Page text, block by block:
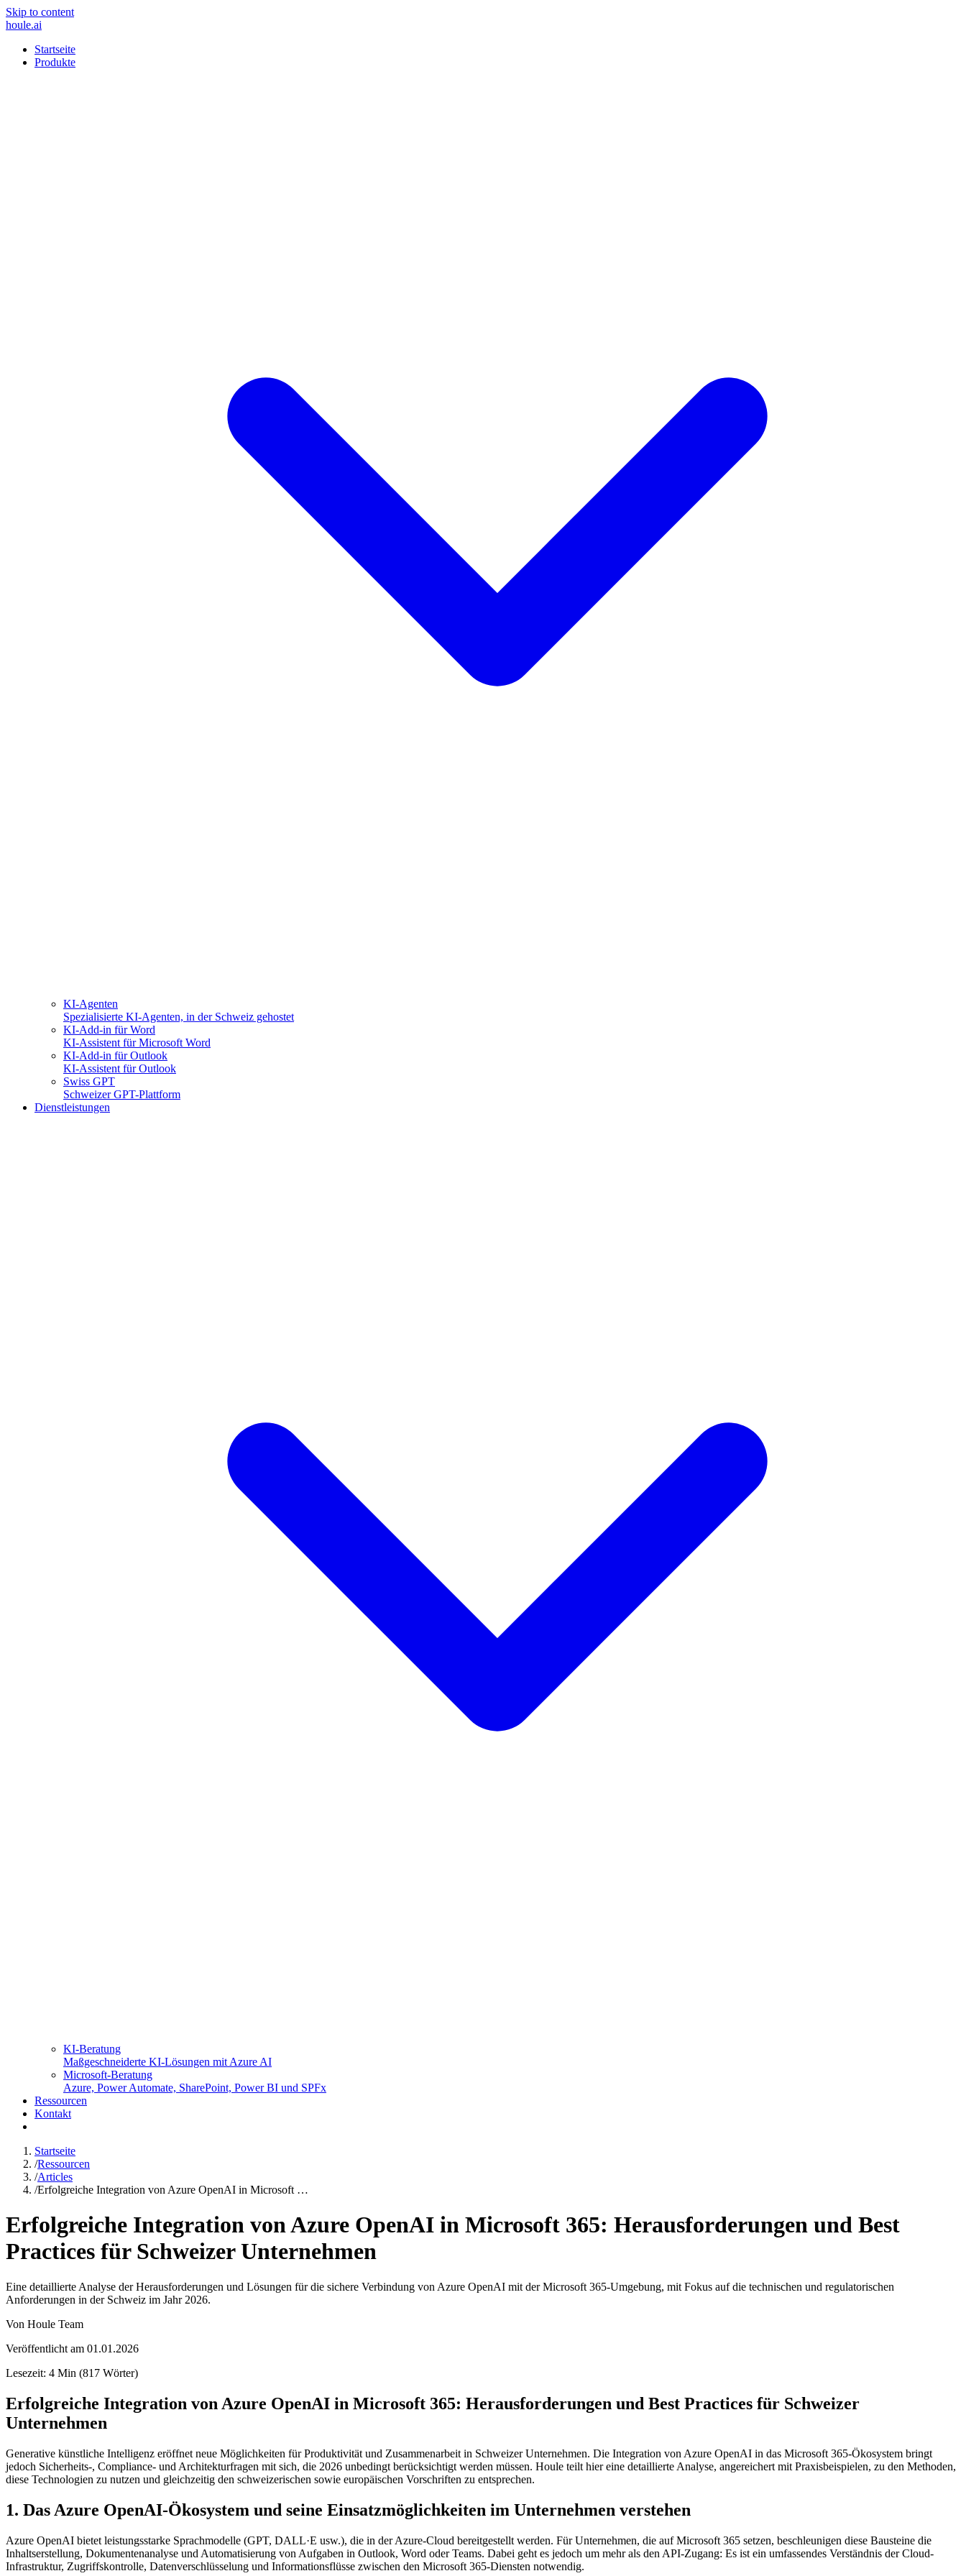
Skip to content
houle.ai
Startseite
Produkte
KI-Agenten
Spezialisierte KI-Agenten, in der Schweiz gehostet
KI-Add-in für Word
KI-Assistent für Microsoft Word
KI-Add-in für Outlook
KI-Assistent für Outlook
Swiss GPT
Schweizer GPT-Plattform
Dienstleistungen
KI-Beratung
Maßgeschneiderte KI-Lösungen mit Azure AI
Microsoft-Beratung
Azure, Power Automate, SharePoint, Power BI und SPFx
Ressourcen
Kontakt
Startseite
/Ressourcen
/Articles
/Erfolgreiche Integration von Azure OpenAI in Microsoft …
Erfolgreiche Integration von Azure OpenAI in Microsoft 365: Herausforderungen und Best
Practices für Schweizer Unternehmen
Eine detaillierte Analyse der Herausforderungen und Lösungen für die sichere Verbindung von Azure OpenAI mit der Microsoft 365-Umgebung, mit Fokus auf die technischen und regulatorischen
Anforderungen in der Schweiz im Jahr 2026.
Von Houle Team
Veröffentlicht am 01.01.2026
Lesezeit: 4 Min (817 Wörter)
Erfolgreiche Integration von Azure OpenAI in Microsoft 365: Herausforderungen und Best Practices für Schweizer
Unternehmen
Generative künstliche Intelligenz eröffnet neue Möglichkeiten für Produktivität und Zusammenarbeit in Schweizer Unternehmen. Die Integration von Azure OpenAI in das Microsoft 365-Ökosystem bringt
jedoch Sicherheits-, Compliance- und Architekturfragen mit sich, die 2026 unbedingt berücksichtigt werden müssen. Houle teilt hier eine detaillierte Analyse, angereichert mit Praxisbeispielen, zu den Methoden,
diese Technologien zu nutzen und gleichzeitig den schweizerischen sowie europäischen Vorschriften zu entsprechen.
1. Das Azure OpenAI-Ökosystem und seine Einsatzmöglichkeiten im Unternehmen verstehen
Azure OpenAI bietet leistungsstarke Sprachmodelle (GPT, DALL·E usw.), die in der Azure-Cloud bereitgestellt werden. Für Unternehmen, die auf Microsoft 365 setzen, beschleunigen diese Bausteine die
Inhaltserstellung, Dokumentenanalyse und Automatisierung von Aufgaben in Outlook, Word oder Teams. Dabei geht es jedoch um mehr als den API-Zugang: Es ist ein umfassendes Verständnis der Cloud-
Infrastruktur, Zugriffskontrolle, Datenverschlüsselung und Informationsflüsse zwischen den Microsoft 365-Diensten notwendig.